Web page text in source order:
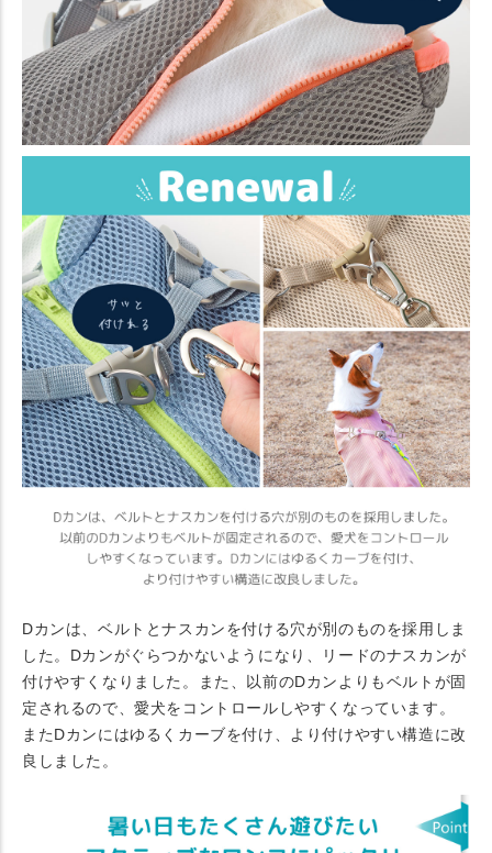
Dカンは、ベルトとナスカンを付ける穴が別のものを採用しま
した。Dカンがぐらつかないようになり、リードのナスカンが
付けやすくなりました。また、以前のDカンよりもベルトが固
定されるので、愛犬をコントロールしやすくなっています。
またDカンにはゆるくカーブを付け、より付けやすい構造に改
良しました。